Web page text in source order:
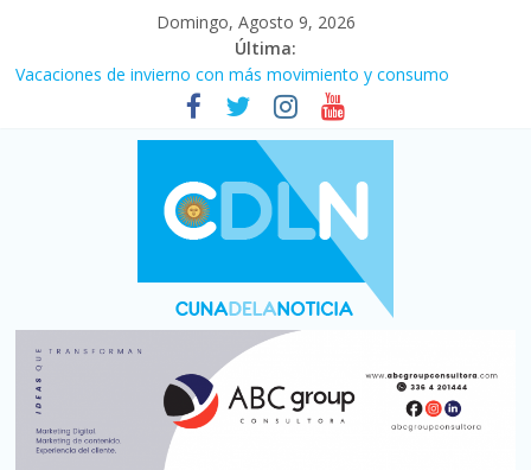
Domingo, Agosto 9, 2026
Última:
Desde que asumió Milei cerraron 41.000 kioscos: el sector
denuncia crisis como en 2001
Vacaciones de invierno con más movimiento y consumo
Fuerte caída de la venta de autos usados en julio: bajó un 12,6%
Central venció 1 a 0 al River de Coudet en el Monumental
La morosidad alcanzó su nivel más alto en dos décadas y ya
afecta a 400 mil deudores en Santa Fe